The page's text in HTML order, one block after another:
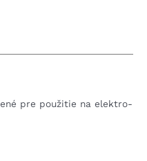
pre použitie na elektro-